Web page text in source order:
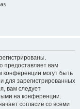
предоставляет вам
конференции могут быть
для зарегистрированных
вам следует
на конференции.
согласие со всеми